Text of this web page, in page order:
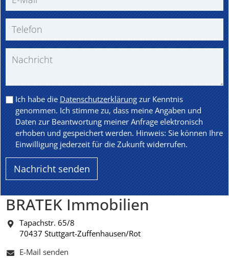
Ich habe dieDatenschutzerklärungzur Kenntnis
genommen. Ich stimme zu, dass meine Angaben und
Daten zur Beantwortung meiner Anfrage elektronisch
erhoben und gespeichert werden. Hinweis: Sie können Ihre
Einwilligung jederzeit für die Zukunft widerrufen.
BRATEK Immobilien
Tapachstr. 65/8
70437 Stuttgart-Zuffenhausen/Rot
E-Mail senden